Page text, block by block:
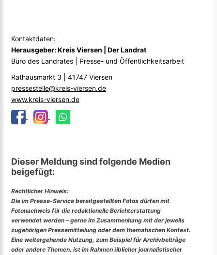
Kontaktdaten:
Herausgeber: Kreis Viersen | Der Landrat
Büro des Landrates | Presse- und Öffentlichkeitsarbeit
Rathausmarkt 3 | 41747 Viersen
pressestelle@kreis-viersen.de
www.kreis-viersen.de
Dieser Meldung sind folgende Medien
beigefügt:
Rechtlicher Hinweis:
Die im Presse-Service bereitgestellten Fotos dürfen mit
Fotonachweis für die redaktionelle Berichterstattung
verwendet werden – gerne im Zusammenhang mit der jeweils
zugehörigen Pressemitteilung oder dem thematischen Kontext.
Eine weitergehende Nutzung, zum Beispiel für Archivbeiträge
oder andere Themen, ist im Rahmen üblicher journalistischer